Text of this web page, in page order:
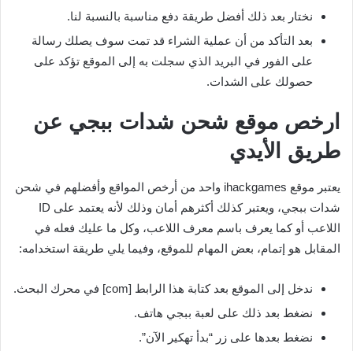
نختار بعد ذلك أفضل طريقة دفع مناسبة بالنسبة لنا.
بعد التأكد من أن عملية الشراء قد تمت سوف يصلك رسالة
على الفور في البريد الذي سجلت به إلى الموقع تؤكد على
حصولك على الشدات.
ارخص موقع شحن شدات ببجي عن
طريق الأيدي
يعتبر موقع ihackgames واحد من أرخص المواقع وأفضلهم في شحن
شدات ببجي، ويعتبر كذلك أكثرهم أمان وذلك لأنه يعتمد على ID
اللاعب أو كما يعرف باسم معرف اللاعب، وكل ما عليك فعله في
المقابل هو إتمام، بعض المهام للموقع، وفيما يلي طريقة استخدامه:
ندخل إلى الموقع بعد كتابة هذا الرابط [com] في محرك البحث.
نضغط بعد ذلك على لعبة ببجي هاتف.
نضغط بعدها على زر “بدأ تهكير الآن”.